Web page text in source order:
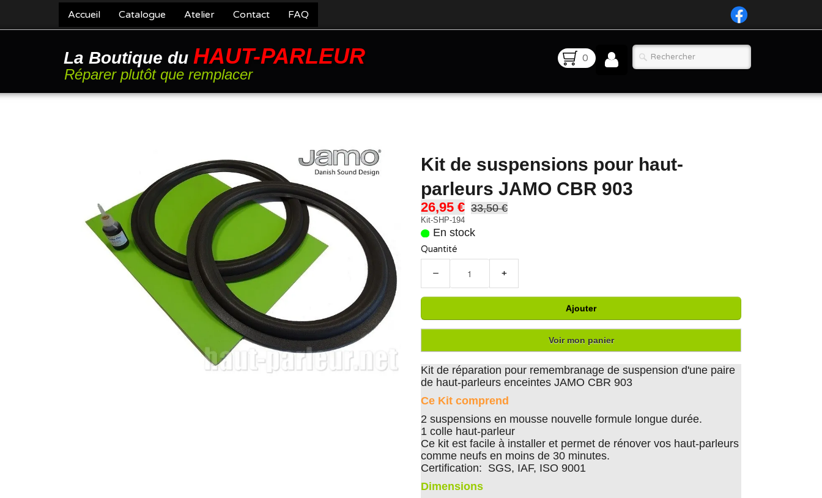
Accueil Catalogue Atelier Contact FAQ
La Boutique du HAUT-PARLEUR
Réparer plutôt que remplacer
0
Kit de suspensions pour haut-
parleurs JAMO CBR 903
26,95 € 33,50 €
Kit-SHP-194
En stock
Quantité
− +
Ajouter
Voir mon panier
Kit de réparation pour remembranage de suspension d'une paire
de haut-parleurs enceintes JAMO CBR 903
Ce Kit comprend
2 suspensions en mousse nouvelle formule longue durée.
1 colle haut-parleur
Ce kit est facile à installer et permet de rénover vos haut-parleurs
comme neufs en moins de 30 minutes.
Certification: SGS, IAF, ISO 9001
Dimensions